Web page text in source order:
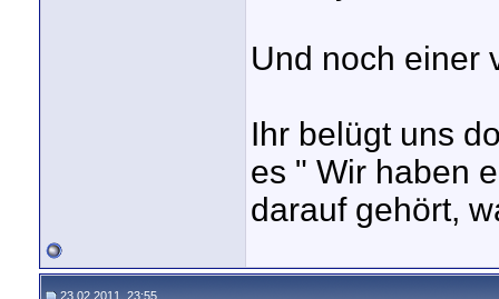
Und noch einer
Ihr belügt uns
es " Wir haben
darauf gehört,
23.02.2011, 23:55